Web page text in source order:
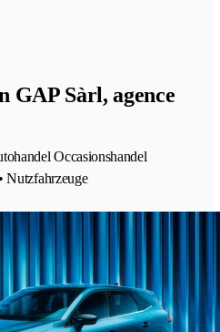
GAP Sàrl, agence
Occasionshandel
Nutzfahrzeuge